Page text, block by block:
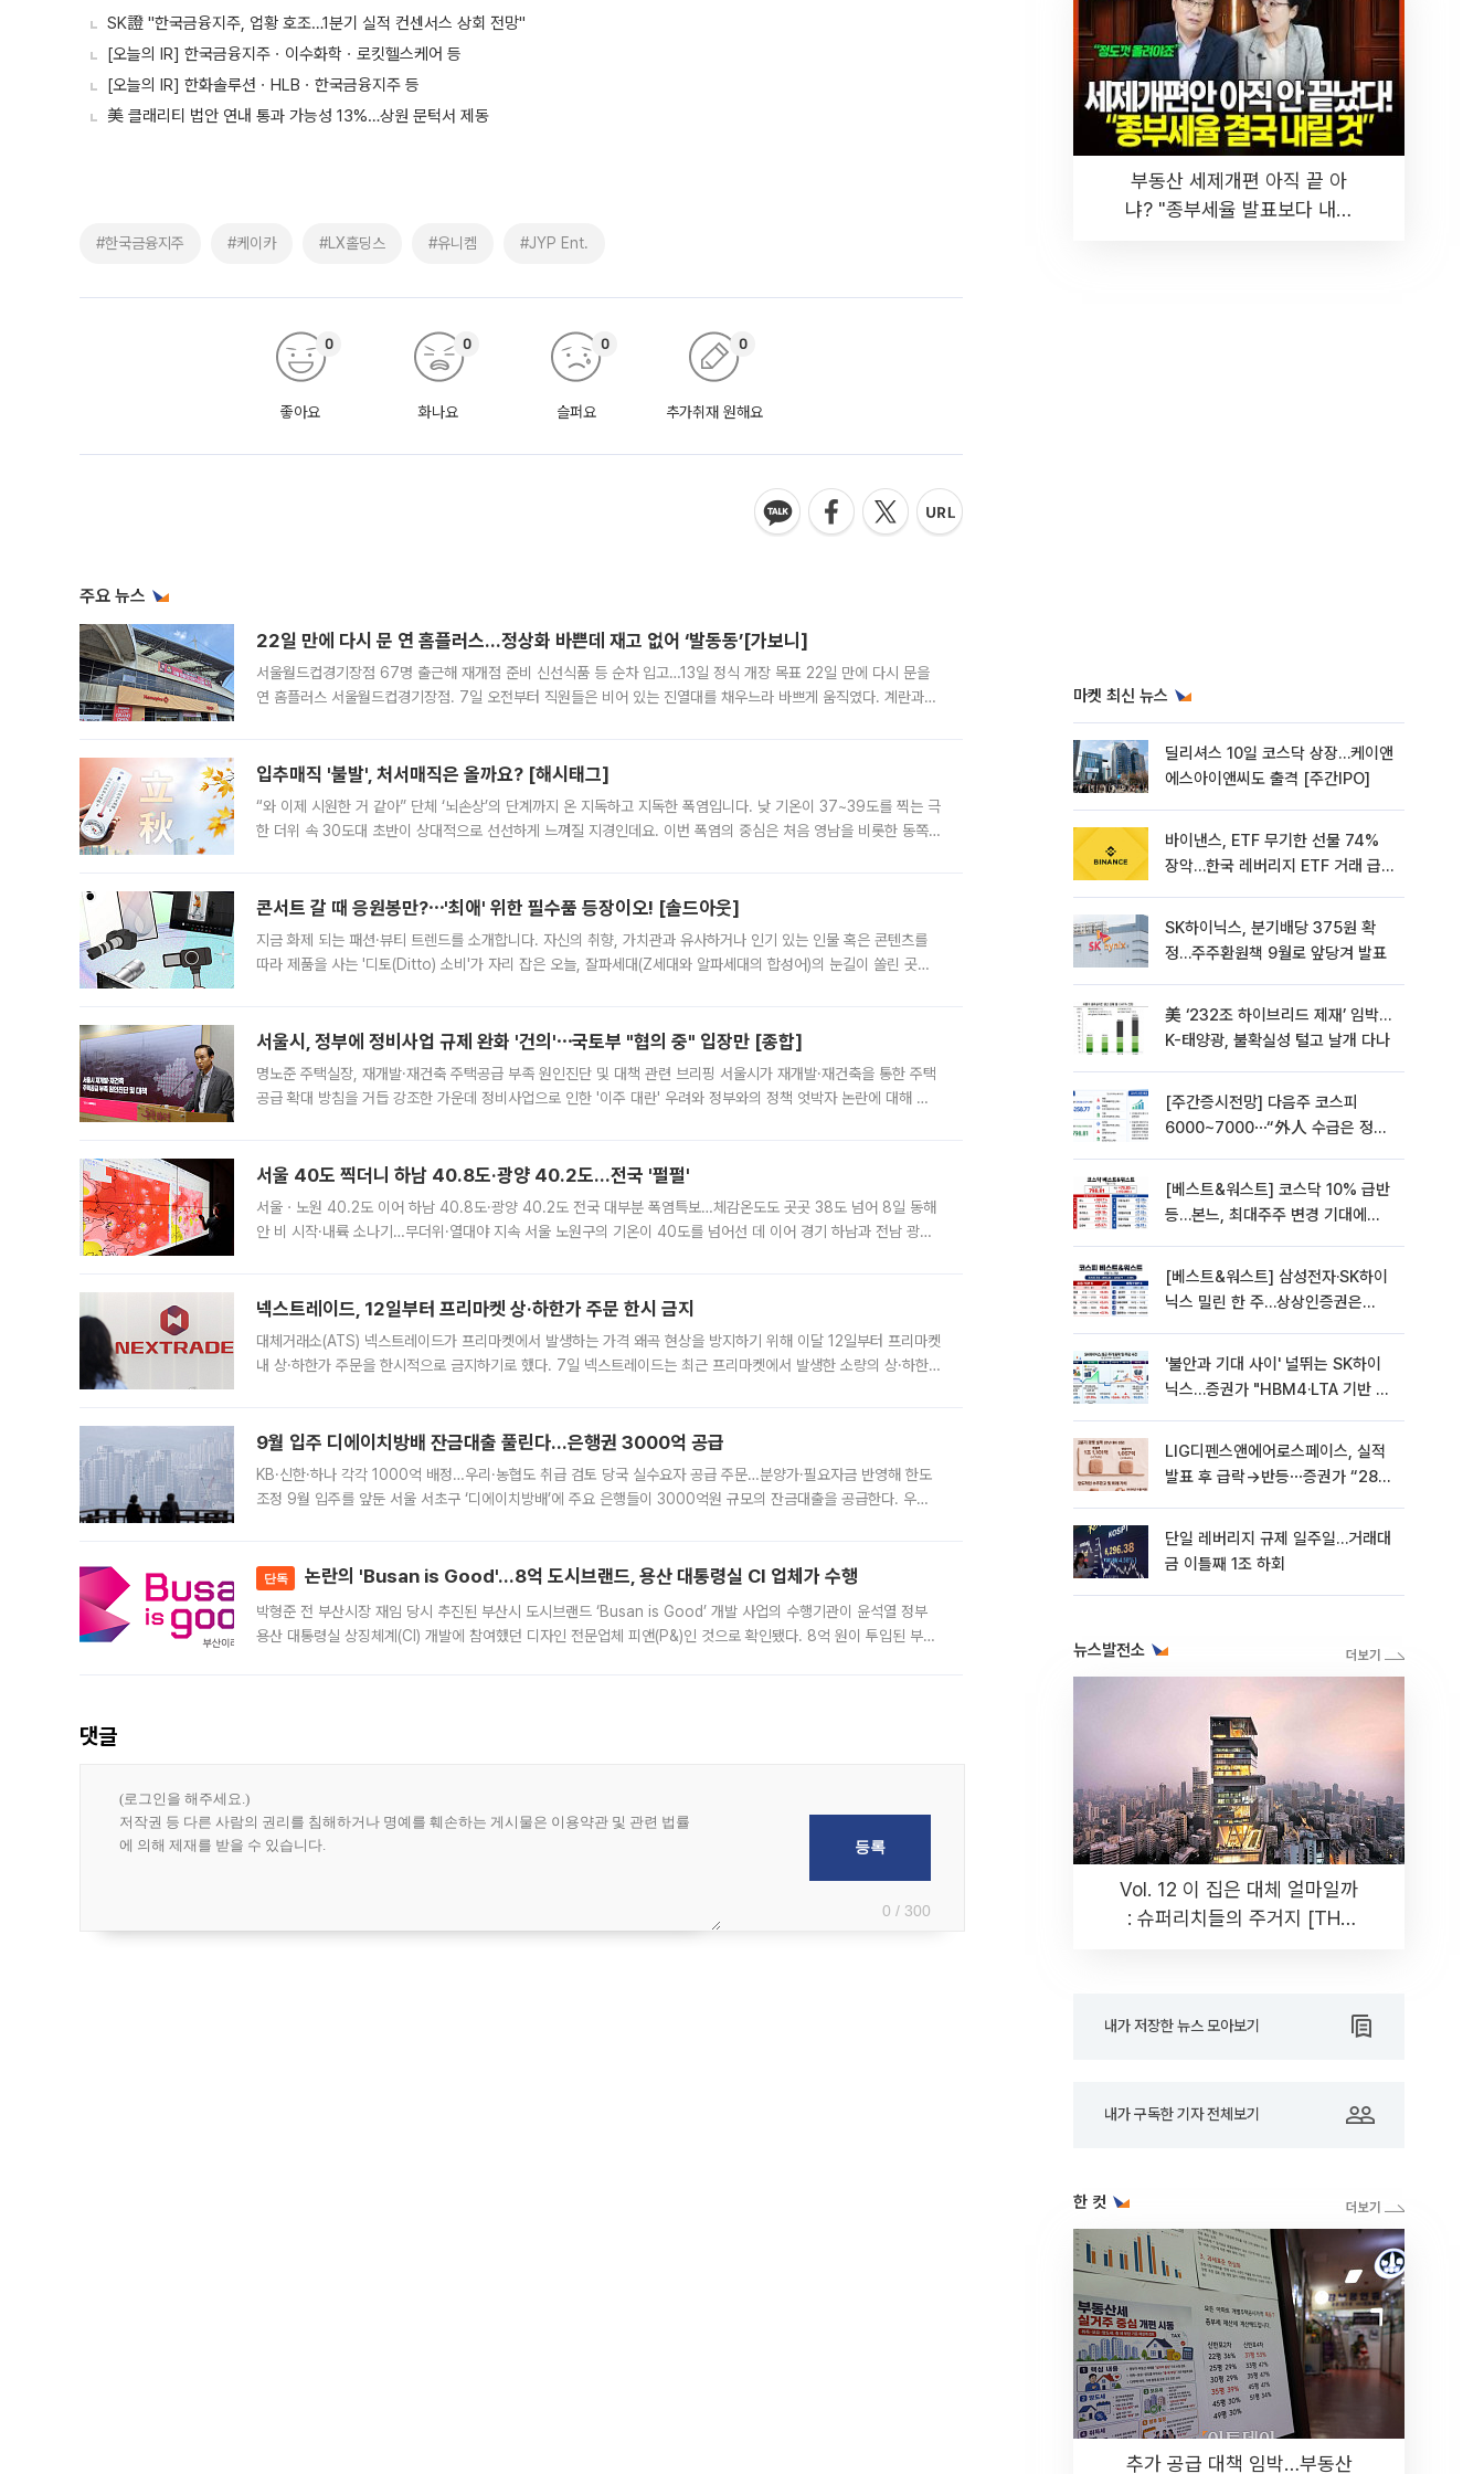
SK證 "한국금융지주, 업황 호조…1분기 실적 컨센서스 상회 전망"
[오늘의 IR] 한국금융지주ㆍ이수화학ㆍ로킷헬스케어 등
[오늘의 IR] 한화솔루션ㆍHLBㆍ한국금융지주 등
美 클래리티 법안 연내 통과 가능성 13%…상원 문턱서 제동
#한국금융지주 #케이카 #LX홀딩스 #유니켐 #JYP Ent.
좋아요
0
화나요
0
슬퍼요
0
추가취재 원해요
0
주요 뉴스
22일 만에 다시 문 연 홈플러스…정상화 바쁜데 재고 없어 ‘발동동’[가보니]
서울월드컵경기장점 67명 출근해 재개점 준비 신선식품 등 순차 입고…13일 정식 개장 목표 22일 만에 다시 문을
연 홈플러스 서울월드컵경기장점. 7일 오전부터 직원들은 비어 있는 진열대를 채우느라 바쁘게 움직였다. 계란과
입추매직 '불발', 처서매직은 올까요? [해시태그]
“와 이제 시원한 거 같아” 단체 ‘뇌손상’의 단계까지 온 지독하고 지독한 폭염입니다. 낮 기온이 37~39도를 찍는 극
한 더위 속 30도대 초반이 상대적으로 선선하게 느껴질 지경인데요. 이번 폭염의 중심은 처음 영남을 비롯한 동쪽
콘서트 갈 때 응원봉만?⋯'최애' 위한 필수품 등장이오! [솔드아웃]
지금 화제 되는 패션·뷰티 트렌드를 소개합니다. 자신의 취향, 가치관과 유사하거나 인기 있는 인물 혹은 콘텐츠를
따라 제품을 사는 '디토(Ditto) 소비'가 자리 잡은 오늘, 잘파세대(Z세대와 알파세대의 합성어)의 눈길이 쏠린 곳은
서울시, 정부에 정비사업 규제 완화 '건의'⋯국토부 "협의 중" 입장만 [종합]
명노준 주택실장, 재개발·재건축 주택공급 부족 원인진단 및 대책 관련 브리핑 서울시가 재개발·재건축을 통한 주택
공급 확대 방침을 거듭 강조한 가운데 정비사업으로 인한 '이주 대란' 우려와 정부와의 정책 엇박자 논란에 대해 정
서울 40도 찍더니 하남 40.8도·광양 40.2도…전국 '펄펄'
서울ㆍ노원 40.2도 이어 하남 40.8도·광양 40.2도 전국 대부분 폭염특보…체감온도도 곳곳 38도 넘어 8일 동해
안 비 시작·내륙 소나기…무더위·열대야 지속 서울 노원구의 기온이 40도를 넘어선 데 이어 경기 하남과 전남 광양
넥스트레이드, 12일부터 프리마켓 상·하한가 주문 한시 금지
대체거래소(ATS) 넥스트레이드가 프리마켓에서 발생하는 가격 왜곡 현상을 방지하기 위해 이달 12일부터 프리마켓
내 상·하한가 주문을 한시적으로 금지하기로 했다. 7일 넥스트레이드는 최근 프리마켓에서 발생한 소량의 상·하한
9월 입주 디에이치방배 잔금대출 풀린다…은행권 3000억 공급
KB·신한·하나 각각 1000억 배정…우리·농협도 취급 검토 당국 실수요자 공급 주문…분양가·필요자금 반영해 한도
조정 9월 입주를 앞둔 서울 서초구 ‘디에이치방배’에 주요 은행들이 3000억원 규모의 잔금대출을 공급한다. 우리
단독 논란의 'Busan is Good'…8억 도시브랜드, 용산 대통령실 CI 업체가 수행
박형준 전 부산시장 재임 당시 추진된 부산시 도시브랜드 ‘Busan is Good’ 개발 사업의 수행기관이 윤석열 정부
용산 대통령실 상징체계(CI) 개발에 참여했던 디자인 전문업체 피앤(P&)인 것으로 확인됐다. 8억 원이 투입된 부산
댓글
0 / 300
부동산 세제개편 아직 끝 아
냐? "종부세율 발표보다 내릴
마켓 최신 뉴스
딜리셔스 10일 코스닥 상장…케이앤
에스아이앤씨도 출격 [주간IPO]
바이낸스, ETF 무기한 선물 74%
장악…한국 레버리지 ETF 거래 급
SK하이닉스, 분기배당 375원 확
정…주주환원책 9월로 앞당겨 발표
美 ‘232조 하이브리드 제재’ 임박…
K-태양광, 불확실성 털고 날개 다나
[주간증시전망] 다음주 코스피
6000~7000⋯“外人 수급은 정책
[베스트&워스트] 코스닥 10% 급반
등…본느, 최대주주 변경 기대에
[베스트&워스트] 삼성전자·SK하이
닉스 밀린 한 주…상상인증권은
'불안과 기대 사이' 널뛰는 SK하이
닉스…증권가 "HBM4·LTA 기반 펀
LIG디펜스앤에어로스페이스, 실적
발표 후 급락→반등⋯증권가 “28년
단일 레버리지 규제 일주일…거래대
금 이틀째 1조 하회
뉴스발전소
Vol. 12 이 집은 대체 얼마일까
: 슈퍼리치들의 주거지 [THE
내가 저장한 뉴스 모아보기
내가 구독한 기자 전체보기
한 컷
추가 공급 대책 임박…부동산